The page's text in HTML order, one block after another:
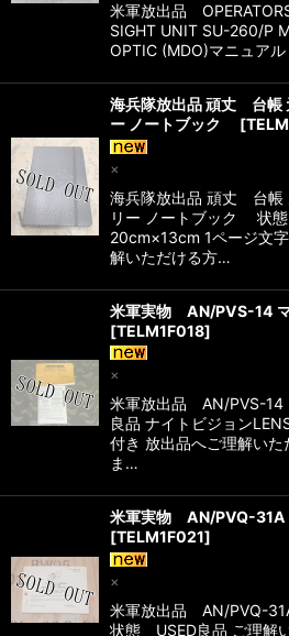
米軍放出品
SIGHT UNIT SU-260/P
OPTIC (MDO)マニュア
海兵隊放出品 頑丈 台
ー ノートブック
[
×
海兵隊放出品 頑丈 台
リー ノートブック 状
20cm×13cm 1ページ文
解いただける方…
米軍実物 AN/PVS-14
[TELM1F018]
×
米軍放出品 AN/PVS-14
良品 ナイトビジョン
付き 放出品へご理解い
ま…
米軍実物 AN/PVQ-
[TELM1F021]
×
米軍放出品 AN/PVQ-
状態 USED良品 ご理解